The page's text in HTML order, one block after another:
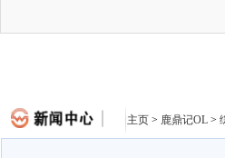
主页 > 鹿鼎记OL >